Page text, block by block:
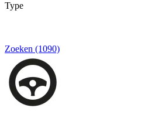
Type
Zoeken (1090)